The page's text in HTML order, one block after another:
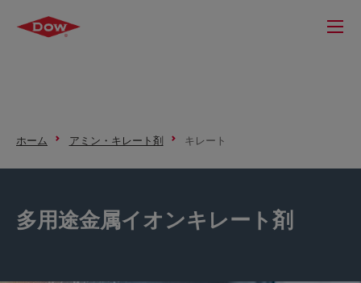
ホーム アミン・キレート剤 キレート
多用途金属イオンキレート剤